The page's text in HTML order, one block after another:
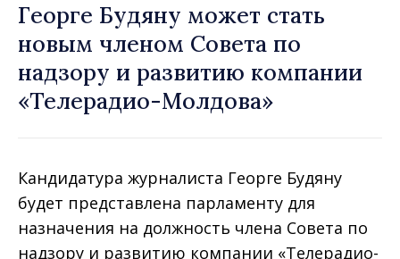
Георге Будяну может стать
новым членом Совета по
надзору и развитию компании
«Телерадио-Молдова»
Кандидатура журналиста Георге Будяну
будет представлена ​​парламенту для
назначения на должность члена Совета по
надзору и развитию компании «Телерадио-